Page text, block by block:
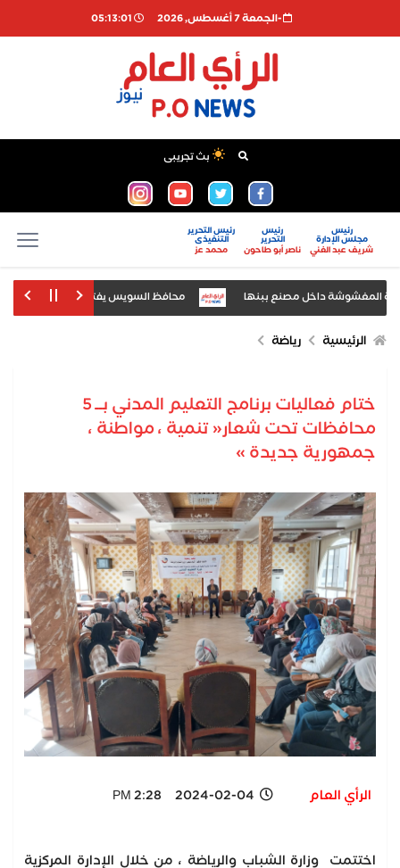
-الجمعة 7 أغسطس, 2026 05:13:02
بث تجريبى
رئيس
مجلس الإدارة
شريف عبد الغني
رئيس
التحرير
ناصر أبو طاحون
رئيس التحرير
التنفيذى
محمد عز
المغشوشة داخل مصنع ببنها محافظ السويس يفتتح الدورة الرابعة لمعرض
الرئيسية رياضة
ختام فعاليات برنامج التعليم المدني بــ 5
محافظات تحت شعار« تنمية ، مواطنة ،
جمهورية جديدة »
الرأي العام 2024-02-04 2:28 PM
اختتمت وزارة الشباب والرياضة ، من خلال الإدارة المركزية